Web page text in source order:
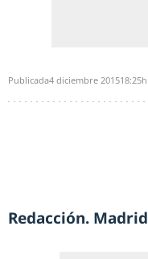
Publicada4 diciembre 201518:25h
Redacción. Madrid